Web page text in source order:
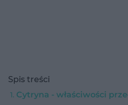
Spis treści
Cytryna - właściwości